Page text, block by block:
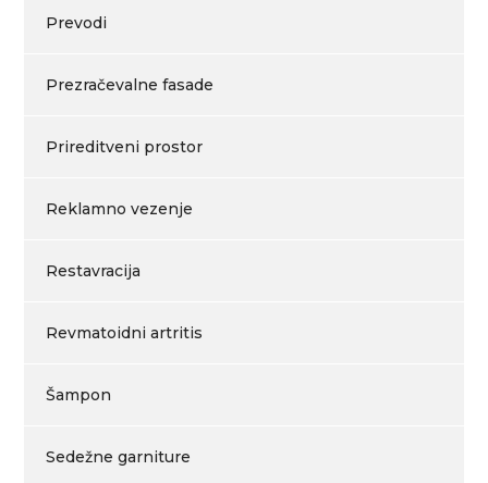
Prevodi
Prezračevalne fasade
Prireditveni prostor
Reklamno vezenje
Restavracija
Revmatoidni artritis
Šampon
Sedežne garniture